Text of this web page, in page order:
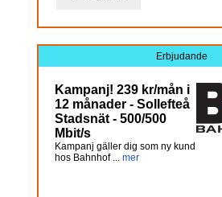
Erbjudande
Kampanj! 239 kr/mån i
12 månader - Sollefteå
Stadsnät - 500/500
Mbit/s
Kampanj gäller dig som ny kund
hos Bahnhof ... mer